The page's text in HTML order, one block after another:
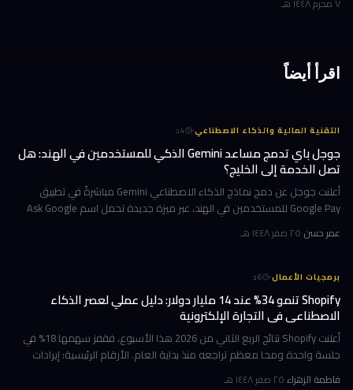
٧ محرم ١٤٤٨ هـ
اقرأ أيضاً
التقنية المالية والذكاء الاصطناعي·
4د
جوجل باي تدمج مساعد Gemini الذكي للمستخدمين في الهند: هل
تصل الخدمة إلى الخليج؟
أعلنت جوجل عن دمج نماذج الذكاء الاصطناعي Gemini مباشرةً في تطبيق
Google Pay للمستخدمين في الهند، عبر ميزة جديدة تحمل اسم Ask Google
عمر حسن·٢٥ صفر ١٤٤٨ هـ
برمجيات الأعمال·
6د
Shopify تنمو 34% عند 14 مليار دولار: دليل عملي لعصر الذكاء
الاصطناعي في التجارة الإلكترونية
أعلنت Shopify نتائج الربع الثاني من 2026 هذا الأسبوع، فقفز سهمها 18% في
جلسة واحدة ومحا معظم تراجعه منذ بداية العام. الأرقام الرئيسية: إيرادات
ربعية 3.58 مليار دولار بنمو 34%، وحجم بضائع إجمالي GMV بل
فاطمة الزهراء·٢٥ صفر ١٤٤٨ هـ